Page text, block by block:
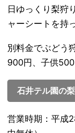
日ゆっくり梨狩
ャーシートを持
別料金でぶどう
900円、子供500
石井テル園の
営業時期：平成